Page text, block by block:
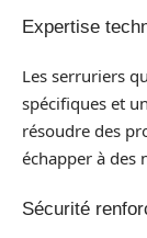
Expertise
Les serruriers
spécifiques et
résoudre des
échapper à des
Sécurité